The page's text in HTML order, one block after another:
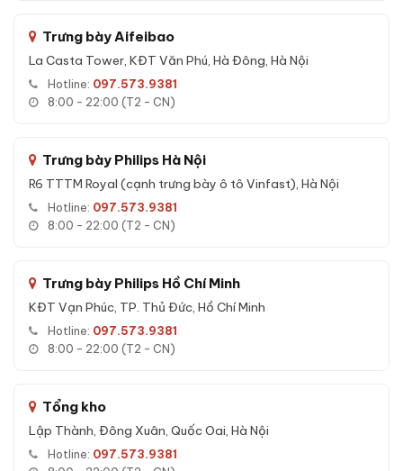
xưởng từ nhà máy.
Chống ẩm, chống nước - giữ giấy tờ, hợp đồng quan trọng
luôn khô ráo bên trong két.
Tuổi thọ ổ khoá cao, chìa thép tôi chất lượng cao, ít hỏng
24 tháng bảo hành online chính hãng
Hỗ trợ
vận chuyển nhanh nội thành HN & HCM trong
24h, các tỉnh thành khác giao hàng COD toàn quốc.
Tính năng Két sắt Liberty LB50PRO-
BLUE App Wifi vân tay điện tử chính hãng
Các tính năng nổi bật của
App Wifi vân tay điện tử chính hãng
chống cháy chuyên dụng - bảo vệ tài sản trong sự cố hoả
hoạn.
Chống đập phá:Khung thép cường lực không rỉ, chốt thép
Trưng bày Aifeibao
La Casta Tower, KĐT Văn Phú, Hà Đông, Hà Nội
Hotline: 097.573.9381
8:00 - 22:00 (T2 - CN)
Trưng bày Philips Hà Nội
R6 TTTM Royal (cạnh trưng bày ô tô Vinfast), Hà Nội
Hotline: 097.573.9381
8:00 - 22:00 (T2 - CN)
Trưng bày Philips Hồ Chí Minh
KĐT Vạn Phúc, TP. Thủ Đức, Hồ Chí Minh
Hotline: 097.573.9381
8:00 - 22:00 (T2 - CN)
Tổng kho
Lập Thành, Đông Xuân, Quốc Oai, Hà Nội
Hotline: 097.573.9381